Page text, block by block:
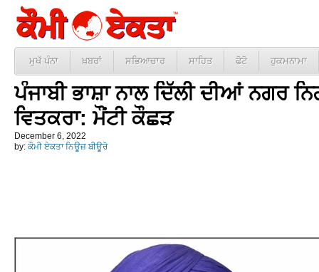
ਮੁਖੱ ਪੰਨਾ ਖ਼ਬਰਾਂ ਸਭਿਆਚਾਰ ਸਾਹਿਤ ਫੋਟੋ ਹੁਕਮਨਾਮਾ
ਪੰਜਾਬੀ ਭਾਸ਼ਾ ਨਾਲ ਦਿੱਲੀ ਦੀਆਂ ਨਗਰ
ਵਿਤਕਰਾ: ਮੌਂਟੀ ਕੌਛੜ
December 6, 2022
by: ਕੌਮੀ ਏਕਤਾ ਨਿਊਜ਼ ਬੀਊਰੋ